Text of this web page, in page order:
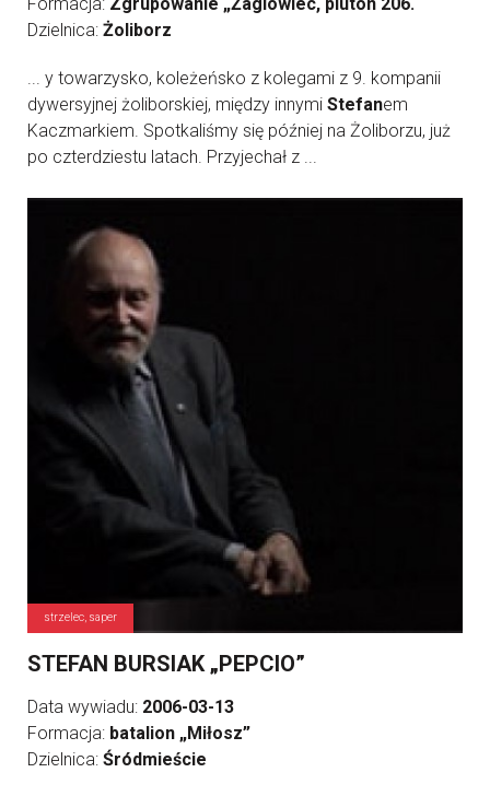
Dzielnica: Żoliborz
... y towarzysko, koleżeńsko z kolegami z 9. kompanii
dywersyjnej żoliborskiej, między innymi Stefanem
Kaczmarkiem. Spotkaliśmy się później na Żoliborzu, już
po czterdziestu latach. Przyjechał z ...
strzelec, saper
STEFAN BURSIAK „PEPCIO”
Data wywiadu: 2006-03-13
Formacja: batalion „Miłosz”
Dzielnica: Śródmieście